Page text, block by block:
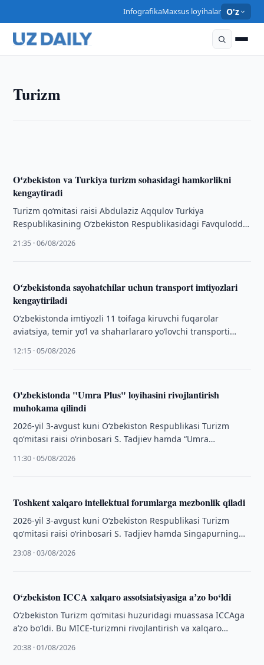
InfografikaMaxsus loyihalar O'z
Turizm
Oʻzbekiston va Loong Air aviakompaniyalari
Oʻzbekiston va Turkiya turizm sohasidagi hamkorlikni
kengaytiradi
Turizm qo‘mitasi raisi Abdulaziz Aqqulov Turkiya
Respublikasining O‘zbekiston Respublikasidagi Favqulodda
21:35 · 06/08/2026
Oʻzbekistonda sayohatchilar uchun transport imtiyozlari
kengaytiriladi
O‘zbekistonda imtiyozli 11 toifaga kiruvchi fuqarolar
aviatsiya, temir yo‘l va shaharlararo yo‘lovchi transporti
12:15 · 05/08/2026
O'zbekistonda "Umra Plus" loyihasini rivojlantirish
muhokama qilindi
2026-yil 3-avgust kuni O‘zbekiston Respublikasi Turizm
qo‘mitasi raisi o‘rinbosari S. Tadjiev hamda “Umra
o‘rtasida uchrashuv …
11:30 · 05/08/2026
Toshkent xalqaro intellektual forumlarga mezbonlik qiladi
2026-yil 3-avgust kuni O‘zbekiston Respublikasi Turizm
qo‘mitasi raisi o‘rinbosari S. Tadjiev hamda Singapurning
(Singapore …
23:08 · 03/08/2026
O‘zbekiston ICCA xalqaro assotsiatsiyasiga aʼzo bo‘ldi
O‘zbekiston Turizm qo‘mitasi huzuridagi muassasa ICCAga
aʼzo bo‘ldi. Bu MICE-turizmni rivojlantirish va xalqaro
20:38 · 01/08/2026